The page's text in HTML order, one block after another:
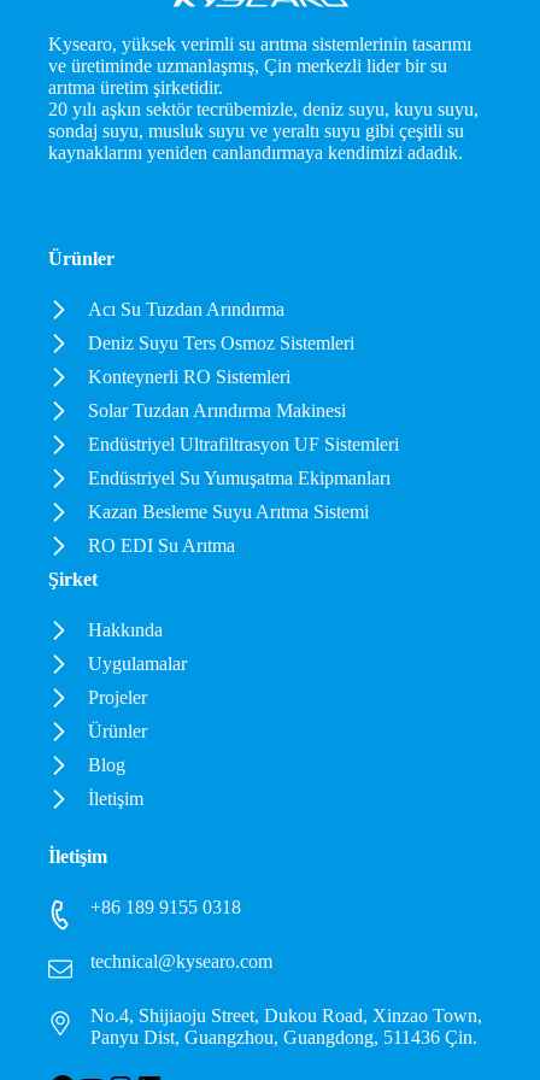
Kysearo, yüksek verimli su arıtma sistemlerinin tasarımı
ve üretiminde uzmanlaşmış, Çin merkezli lider bir su
arıtma üretim şirketidir.
20 yılı aşkın sektör tecrübemizle, deniz suyu, kuyu suyu,
sondaj suyu, musluk suyu ve yeraltı suyu gibi çeşitli su
kaynaklarını yeniden canlandırmaya kendimizi adadık.
Ürünler
Acı Su Tuzdan Arındırma
Deniz Suyu Ters Osmoz Sistemleri
Konteynerli RO Sistemleri
Solar Tuzdan Arındırma Makinesi
Endüstriyel Ultrafiltrasyon UF Sistemleri
Endüstriyel Su Yumuşatma Ekipmanları
Kazan Besleme Suyu Arıtma Sistemi
RO EDI Su Arıtma
Şirket
Hakkında
Uygulamalar
Projeler
Ürünler
Blog
İletişim
İletişim
+86 189 9155 0318
technical@kysearo.com
No.4, Shijiaoju Street, Dukou Road, Xinzao Town,
Panyu Dist, Guangzhou, Guangdong, 511436 Çin.